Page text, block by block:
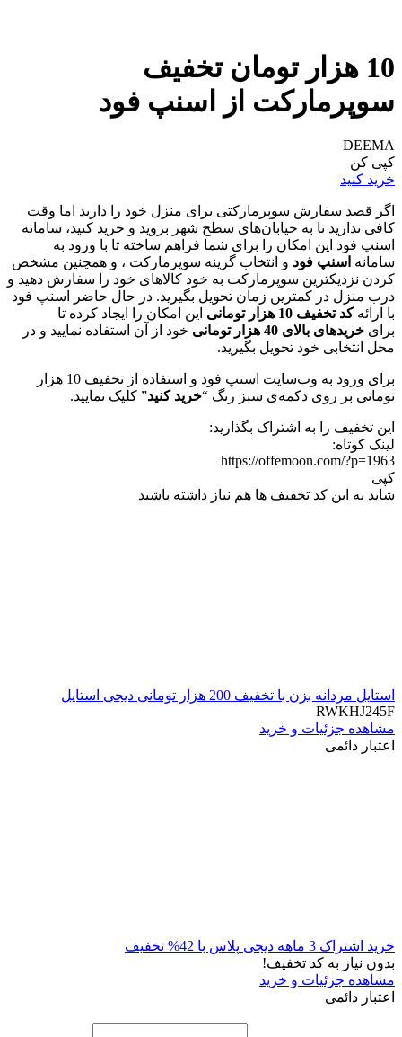
10 هزار تومان تخفیف
سوپرمارکت از اسنپ فود
DEEMA
کپی کن
خرید کنید
اگر قصد سفارش سوپرمارکتی برای منزل خود را دارید اما وقت
کافی ندارید تا به خیابان‌های سطح شهر بروید و خرید کنید، سامانه
اسنپ فود این امکان را برای شما فراهم ساخته تا با ورود به
سامانه اسنپ فود و انتخاب گزینه سوپرمارکت ، و همچنین مشخص
کردن نزدیکترین سوپرمارکت به خود کالاهای خود را سفارش دهید و
درب منزل در کمترین زمان تحویل بگیرید. در حال حاضر اسنپ فود
با ارائهکد تخفیف 10 هزار تومانی
این امکان را ایجاد کرده تا
برای خریدهای بالای 40 هزار تومانی
خود از آن استفاده نمایید و در
محل انتخابی خود تحویل بگیرید.
برای ورود به وب‌سایت اسنپ فود و استفاده از تخفیف 10 هزار
تومانی بر روی دکمه‌ی سبز رنگ “خرید کنید” کلیک نمایید.
این تخفیف را به اشتراک بگذارید:
لینک کوتاه:
https://offemoon.com/?p=1963
کپی
شاید به این کد تخفیف ها هم نیاز داشته باشید
استایل مردانه بزن با تخفیف 200 هزار تومانی دیجی استایل
RWKHJ245F
مشاهده جزئیات و خرید
اعتبار دائمی
خرید اشتراک 3 ماهه دیجی پلاس با 42% تخفیف
بدون نیاز به کد تخفیف!
مشاهده جزئیات و خرید
اعتبار دائمی